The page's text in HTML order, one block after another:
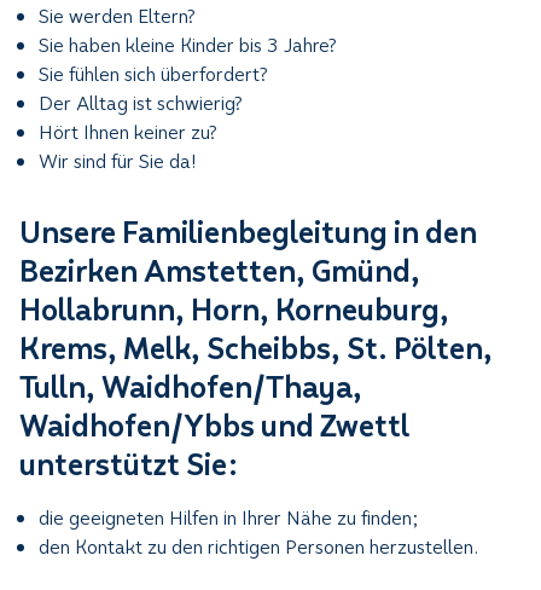
Sie werden Eltern?
Sie haben kleine Kinder bis 3 Jahre?
Sie fühlen sich überfordert?
Der Alltag ist schwierig?
Hört Ihnen keiner zu?
Wir sind für Sie da!
Unsere Familienbegleitung in den
Bezirken Amstetten, Gmünd,
Hollabrunn, Horn, Korneuburg,
Krems, Melk, Scheibbs, St. Pölten,
Tulln, Waidhofen/Thaya,
Waidhofen/Ybbs und Zwettl
unterstützt Sie:
die geeigneten Hilfen in Ihrer Nähe zu finden;
den Kontakt zu den richtigen Personen herzustellen.